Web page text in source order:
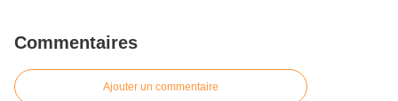
Commentaires
Ajouter un commentaire